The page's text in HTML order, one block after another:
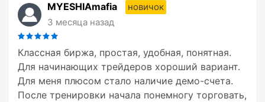
MYESHIAmafia
новичок
3 месяца назад
Классная биржа, простая, удобная, понятная.
Для начинающих трейдеров хороший вариант.
Для меня плюсом стало наличие демо-счета.
После тренировки начала понемногу торговать,